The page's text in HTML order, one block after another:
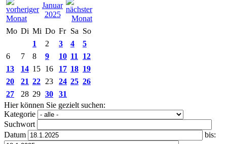
Januar
2025
Mo Di Mi Do Fr Sa So
1
2 3 4
5
6
7 8 9 10 11
12
13
14 15 16 17 18 19
20
21 22 23 24 25 26
27
28 29 30
31
Hier können Sie gezielt suchen:
Kategorie
Suchwort
Datum
bis: